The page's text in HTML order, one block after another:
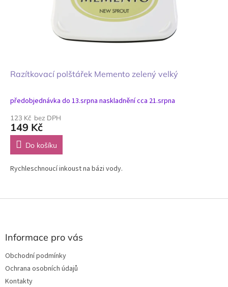
Razítkovací polštářek Memento zelený velký
předobjednávka do 13.srpna naskladnění cca 21.srpna
123 Kč bez DPH
149 Kč
Do košíku
Rychleschnoucí inkoust na bázi vody.
Z
Informace pro vás
Obchodní podmínky
Ochrana osobních údajů
Kontakty